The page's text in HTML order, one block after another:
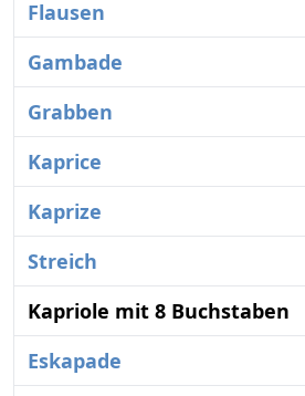
Flausen
Gambade
Grabben
Kaprice
Kaprize
Streich
Kapriole mit 8 Buchstaben
Eskapade